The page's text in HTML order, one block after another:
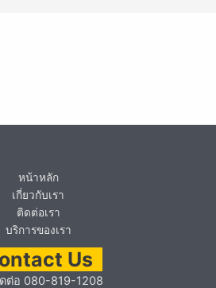
หน้าหลัก
เกี่ยวกับเรา
ติดต่อเรา
บริการของเรา
Us
ต่อ 080-819-1208